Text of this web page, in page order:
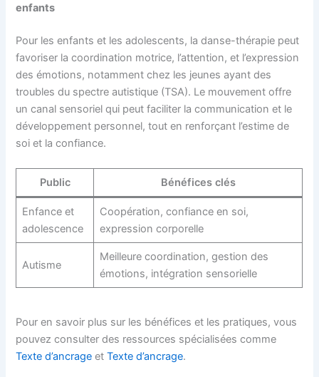
enfants
Pour les enfants et les adolescents, la danse-thérapie peut
favoriser la coordination motrice, l’attention, et l’expression
des émotions, notamment chez les jeunes ayant des
troubles du spectre autistique (TSA). Le mouvement offre
un canal sensoriel qui peut faciliter la communication et le
développement personnel, tout en renforçant l’estime de
soi et la confiance.
Public Bénéfices clés
Enfance et
adolescence
Coopération, confiance en soi,
expression corporelle
Autisme
Meilleure coordination, gestion des
émotions, intégration sensorielle
Pour en savoir plus sur les bénéfices et les pratiques, vous
pouvez consulter des ressources spécialisées comme
Texte d’ancrage etTexte d’ancrage.